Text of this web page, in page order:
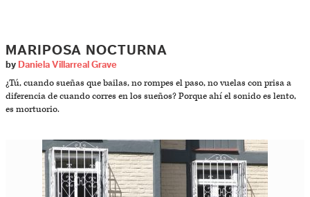
MARIPOSA NOCTURNA
by Daniela Villarreal Grave
¿Tú, cuando sueñas que bailas, no rompes el paso, no vuelas con prisa a
diferencia de cuando corres en los sueños? Porque ahí el sonido es lento,
es mortuorio.